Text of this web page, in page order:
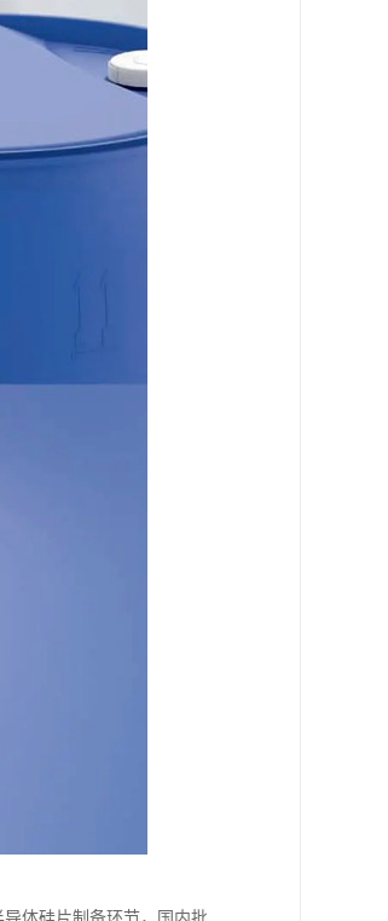
体硅片制备环节，国内批